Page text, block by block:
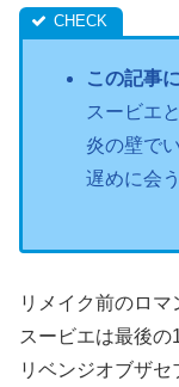
この記事
スービエ
炎の壁で
遅めに会
リメイク前のロ
スービエは最後の
リベンジオブザ